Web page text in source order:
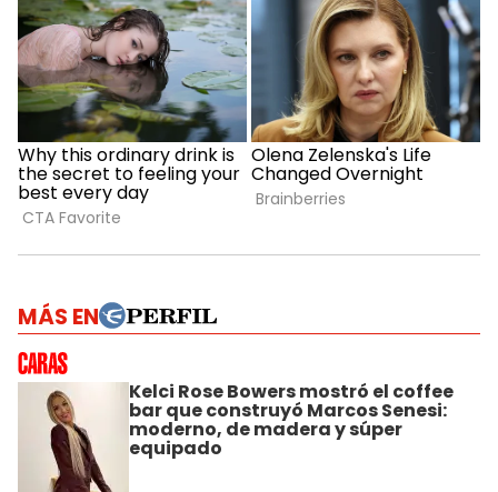
MÁS EN
Kelci Rose Bowers mostró el coffee
bar que construyó Marcos Senesi:
moderno, de madera y súper
equipado